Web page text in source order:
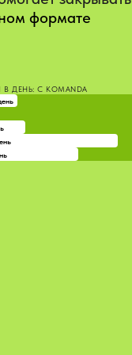
формате
В ДЕНЬ: С KOMANDA